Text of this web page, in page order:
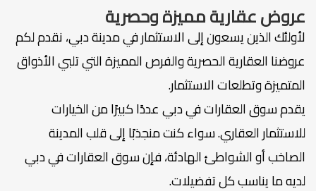
عروض عقارية مميزة وحصرية
لأولئك الذين يسعون إلى الاستثمار في مدينة دبي، نقدم لكم
عروضنا العقارية الحصرية والفرص المميزة التي تلبي الأذواق
المتميزة وتطلعات الاستثمار.
يقدم سوق العقارات في دبي عددًا كبيرًا من الخيارات
للاستثمار العقاري. سواء كنت منجذبًا إلى قلب المدينة
الصاخب أو الشواطئ الهادئة، فإن سوق العقارات في دبي
لديه ما يناسب كل تفضيلات.